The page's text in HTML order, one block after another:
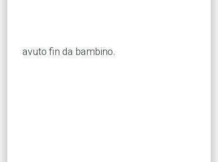
avuto fin da bambino.